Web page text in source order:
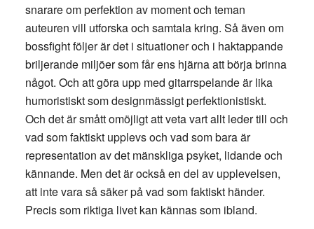
snarare om perfektion av moment och teman
auteuren vill utforska och samtala kring. Så även om
bossfight följer är det i situationer och i haktappande
briljerande miljöer som får ens hjärna att börja brinna
något. Och att göra upp med gitarrspelande är lika
humoristiskt som designmässigt perfektionistiskt.
Och det är smått omöjligt att veta vart allt leder till och
vad som faktiskt upplevs och vad som bara är
representation av det mänskliga psyket, lidande och
kännande. Men det är också en del av upplevelsen,
att inte vara så säker på vad som faktiskt händer.
Precis som riktiga livet kan kännas som ibland.